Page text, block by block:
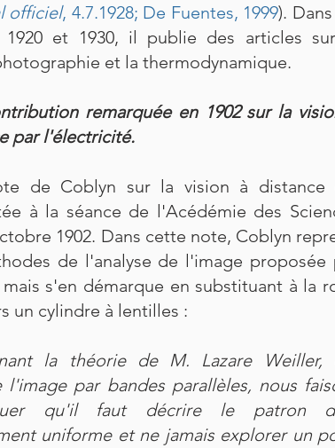
officiel, 4.7.1928; De Fuentes, 1999).
1920 et 1930, il publie des articles
et la thermodynamique.
remarquée en 1902 sur la
par l'électricité.
de Coblyn sur la vision à distance
à la séance de l'Acédémie des
1902. Dans cette note, Coblyn
de l'analyse de l'image proposée
s'en démarque en substituant à la
un cylindre à lentilles :
la théorie de M. Lazare Weiller,
l'image par bandes parallèles, nous
qu'il faut décrire le patron
uniforme et ne jamais explorer un